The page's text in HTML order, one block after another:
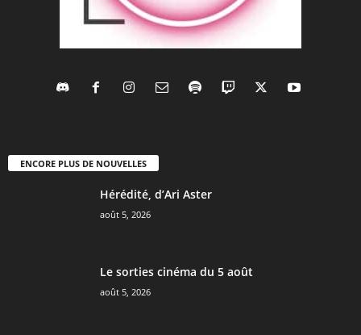
ENCORE PLUS DE NOUVELLES
Hérédité, d’Ari Aster
août 5, 2026
Le sorties cinéma du 5 août
août 5, 2026